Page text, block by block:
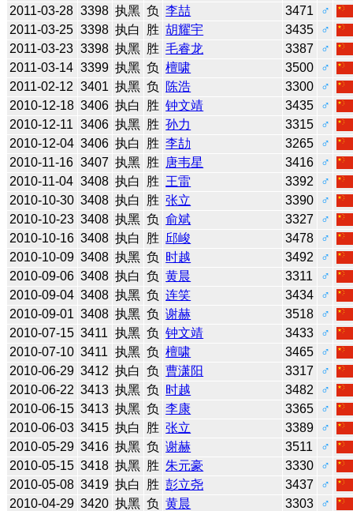
2011-03-28 3398 执黑 负 李喆 3471
♂
2011-03-25 3398 执白 胜 胡耀宇 3435
♂
2011-03-23 3398 执黑 胜 毛睿龙 3387
♂
2011-03-14 3399 执黑 负 檀啸 3500
♂
2011-02-12 3401 执黑 负 陈浩 3300
♂
2010-12-18 3406 执白 胜 钟文靖 3435
♂
2010-12-11 3406 执黑 胜 孙力 3315
♂
2010-12-04 3406 执白 胜 李劼 3265
♂
2010-11-16 3407 执黑 胜 唐韦星 3416
♂
2010-11-04 3408 执白 胜 王雷 3392
♂
2010-10-30 3408 执白 胜 张立 3390
♂
2010-10-23 3408 执黑 负 俞斌 3327
♂
2010-10-16 3408 执白 胜 邱峻 3478
♂
2010-10-09 3408 执黑 负 时越 3492
♂
2010-09-06 3408 执白 负 黄晨 3311
♂
2010-09-04 3408 执黑 负 连笑 3434
♂
2010-09-01 3408 执黑 负 谢赫 3518
♂
2010-07-15 3411 执黑 负 钟文靖 3433
♂
2010-07-10 3411 执黑 负 檀啸 3465
♂
2010-06-29 3412 执白 负 曹潇阳 3317
♂
2010-06-22 3413 执黑 负 时越 3482
♂
2010-06-15 3413 执黑 负 李康 3365
♂
2010-06-03 3415 执白 胜 张立 3389
♂
2010-05-29 3416 执黑 负 谢赫 3511
♂
2010-05-15 3418 执黑 胜 朱元豪 3330
♂
2010-05-08 3419 执白 胜 彭立尧 3437
♂
2010-04-29 3420 执黑 负 黄晨 3303
♂